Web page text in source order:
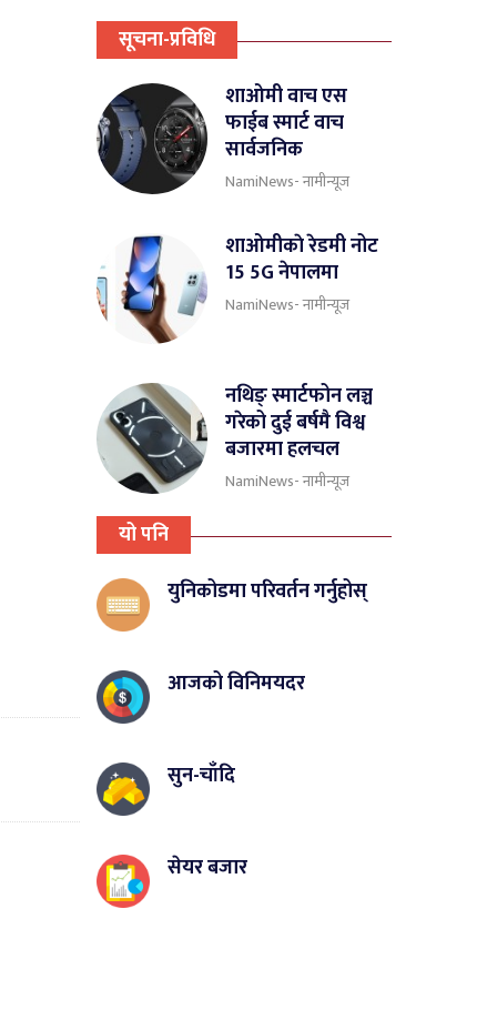
सूचना-प्रविधि
शाओमी वाच एस
फाईब स्मार्ट वाच
सार्वजनिक
NamiNews- नामीन्यूज
शाओमीकाे रेडमी नोट
15 5G नेपालमा
NamiNews- नामीन्यूज
नथिङ् स्मार्टफोन लञ्च
गरेको दुई बर्षमै विश्व
बजारमा हलचल
NamiNews- नामीन्यूज
यो पनि
युनिकोडमा परिवर्तन गर्नुहोस्
आजको विनिमयदर
सुन-चाँदि
सेयर बजार